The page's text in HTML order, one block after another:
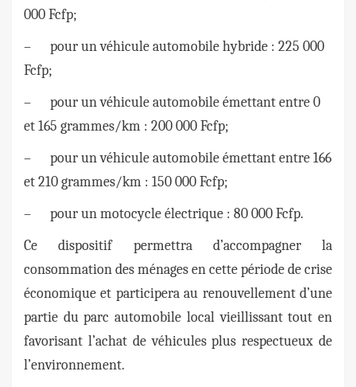
000 Fcfp;
– pour un véhicule automobile hybride : 225 000
Fcfp;
– pour un véhicule automobile émettant entre 0
et 165 grammes/km : 200 000 Fcfp;
– pour un véhicule automobile émettant entre 166
et 210 grammes/km : 150 000 Fcfp;
– pour un motocycle électrique : 80 000 Fcfp.
Ce dispositif permettra d’accompagner la
consommation des ménages en cette période de crise
économique et participera au renouvellement d’une
partie du parc automobile local vieillissant tout en
favorisant l’achat de véhicules plus respectueux de
l’environnement.